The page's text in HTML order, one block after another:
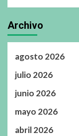
Archivo
agosto 2026
julio 2026
junio 2026
mayo 2026
abril 2026